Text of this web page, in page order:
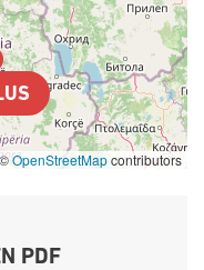
OpenStreetMapcontributors
PDF